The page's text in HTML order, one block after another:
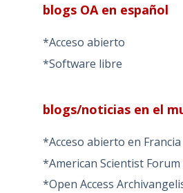
blogs OA en español
*Acceso abierto
*Software libre
blogs/noticias en el
*Acceso abierto en Francia
*American Scientist Forum
*Open Access